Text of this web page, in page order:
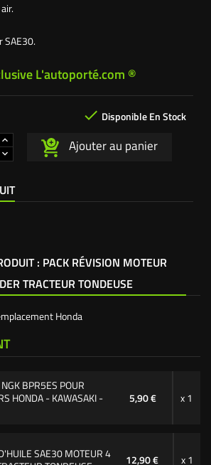
SAE30.
L'autoporté.com ®
 Disponible En Stock
Ajouter au panier
: PACK RÉVISION MOTEUR
TRACTEUR TONDEUSE
Honda
BPR5ES POUR
HONDA - KAWASAKI -
5,90 € x 1
SAE30 MOTEUR 4
12,90 € x 1